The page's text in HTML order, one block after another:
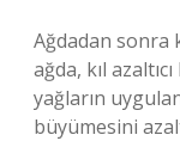
Ağdadan sonra
ağda, kıl
yağların
büyümesini